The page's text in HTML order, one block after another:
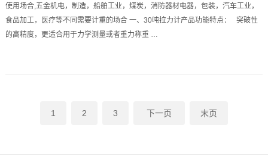
使用场合,五金机电，制造，船舶工业，煤炭，消防器材电器，包装，汽车工业，
食品加工，医疗等不同需要计重的场合 一、30吨拉力计产品功能特点： 突破性
的高精度，更适合用于力学测量或者重力称重 …
1 2 3 下一页 末页